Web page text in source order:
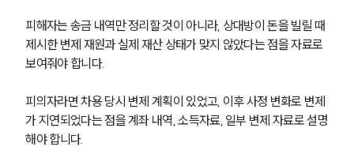
피해자는 송금 내역만 정리할 것이 아니라, 상대방이 돈을 빌릴 때
제시한 변제 재원과 실제 재산 상태가 맞지 않았다는 점을 자료로
보여줘야 합니다.
피의자라면 차용 당시 변제 계획이 있었고, 이후 사정 변화로 변제
가 지연되었다는 점을 계좌 내역, 소득자료, 일부 변제 자료로 설명
해야 합니다.